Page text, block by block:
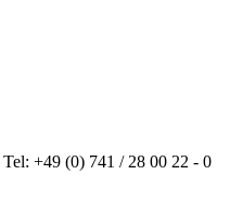
Tel: +49 (0) 741 / 28 00 22 - 0